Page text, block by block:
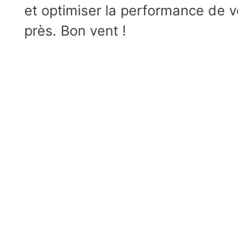
et optimiser la performance de
près. Bon vent !